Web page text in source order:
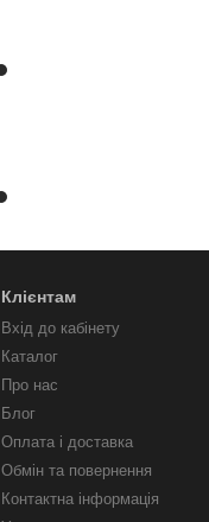
Клієнтам
Вхід до кабінету
Каталог
Про нас
Блог
Оплата і доставка
Обмін та повернення
Контактна інформація